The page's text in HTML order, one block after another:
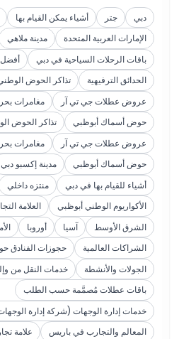
دبي جتر أشياء يمكن القيام بها
الإمارات العربية المتحدة
مدينة ملاهي
باقات الرحلات السياحية في دبي
الحدائق الترفيهية
تذاكر الحوض
عروض عطلات جي تي آر
مغامرات
حوض أسماك أبوظبي
تذاكر الحوض
عروض عطلات جي تي آر
مغامرات
حوض أسماك أبوظبي
مدينة إكسبو دبي
أشياء للقيام بها في دبي
منتزه داخلي
الأكواريوم الوطني أبوظبي
العلامة
الشرق الأوسط
آسيا أوروبا
الشراكات العالمية
حجوزات الفنادق
الجولات والأنشطة
خدمات النقل من
باقات عطلات مُصمَّمة حسب الطلب
خدمات إدارة الوجهات (شركة إدارة
المعالم والتجارب في باريس
علامة